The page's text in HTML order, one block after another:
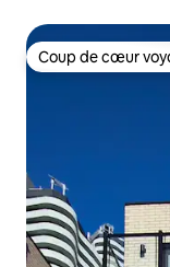
Coup de cœur
Coup de cœur